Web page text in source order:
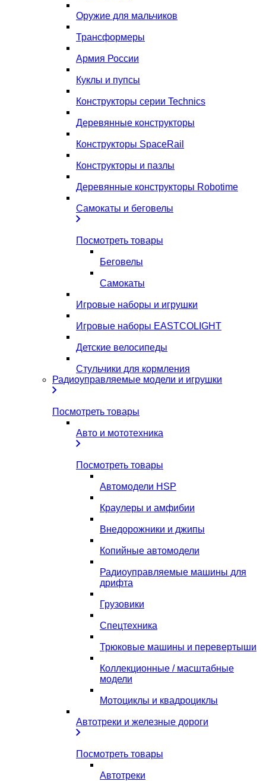
Оружие для мальчиков
Трансформеры
Армия России
Куклы и пупсы
Конструкторы серии Technics
Деревянные конструкторы
Конструкторы SpaceRail
Конструкторы и пазлы
Деревянные конструкторы Robotime
Самокаты и беговелы
Посмотреть товары
Беговелы
Самокаты
Игровые наборы и игрушки
Игровые наборы EASTCOLIGHT
Детские велосипеды
Стульчики для кормления
Радиоуправляемые модели и игрушки
Посмотреть товары
Авто и мототехника
Посмотреть товары
Автомодели HSP
Краулеры и амфибии
Внедорожники и джипы
Копийные автомодели
Радиоуправляемые машины для
дрифта
Грузовики
Спецтехника
Трюковые машины и перевертыши
Коллекционные / масштабные
модели
Мотоциклы и квадроциклы
Автотреки и железные дороги
Посмотреть товары
Автотреки